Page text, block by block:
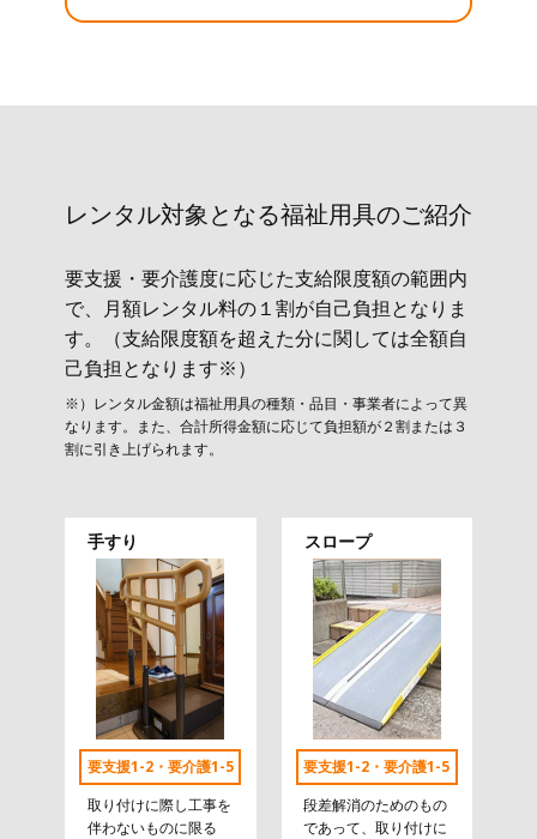
レンタル対象と​なる福祉用具のご紹介
要支援・要介護度に応じた支給限度額の範囲内
で、月額レンタル料の１割が自己負担となりま
す。（支給限度額を超えた分に関しては全額自
己負担となります※）
※）レンタル金額は福祉用具の種類・品目・事業者によって異
なります。また、合計所得金額に応じて負担額が２割または３
割に引き上げられます。
手すり
要支援1-2・要介護1-5
取り付けに際し工事を
伴わないものに限る
スロープ
要支援1-2・要介護1-5
段差解消のためのもの
であって、取り付けに